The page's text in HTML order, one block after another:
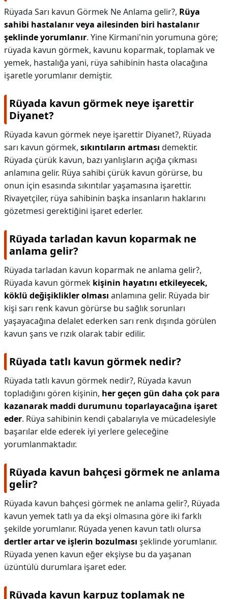
Rüyada Sarı kavun Görmek Ne Anlama gelir?, Rüya
sahibi hastalanır veya ailesinden biri hastalanır
şeklinde yorumlanır. Yine Kirmani'nin yorumuna göre;
rüyada kavun görmek, kavunu koparmak, toplamak ve
yemek, hastalığa yani, rüya sahibinin hasta olacağına
işaretle yorumlanır demiştir.
Rüyada kavun görmek neye işarettir
Diyanet?
Rüyada kavun görmek neye işarettir Diyanet?, Rüyada
sarı kavun görmek, sıkıntıların artması demektir.
Rüyada çürük kavun, bazı yanlışların açığa çıkması
anlamına gelir. Rüya sahibi çürük kavun görürse, bu
onun için esasında sıkıntılar yaşamasına işarettir.
Rivayetçiler, rüya sahibinin başka insanların haklarını
gözetmesi gerektiğini işaret ederler.
Rüyada tarladan kavun koparmak ne
anlama gelir?
Rüyada tarladan kavun koparmak ne anlama gelir?,
Rüyada kavun görmek kişinin hayatını etkileyecek,
köklü değişiklikler olması anlamına gelir. Rüyada bir
kişi sarı renk kavun görürse bu sağlık sorunları
yaşayacağına delalet ederken sarı renk dışında görülen
kavun şans ve rızık olarak tabir edilir.
Rüyada tatlı kavun görmek nedir?
Rüyada tatlı kavun görmek nedir?, Rüyada kavun
topladığını gören kişinin, her geçen gün daha çok para
kazanarak maddi durumunu toparlayacağına işaret
eder. Rüya sahibinin kendi çabalarıyla ve mücadelesiyle
başarılar elde ederek iyi yerlere geleceğine
yorumlanmaktadır.
Rüyada kavun bahçesi görmek ne anlama
gelir?
Rüyada kavun bahçesi görmek ne anlama gelir?, Rüyada
kavun yemek tatlı ya da ekşi olmasına göre iki farklı
şekilde yorumlanır. Rüyada yenen kavun tatlı olursa
dertler artar ve işlerin bozulması şeklinde yorumlanır.
Rüyada yenen kavun eğer ekşiyse bu da yaşanan
üzüntülü durumlara işaret eder.
Rüyada kavun karpuz toplamak ne